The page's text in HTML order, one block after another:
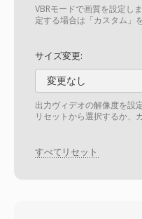
VBRモードで画質を設定し
定する場合は「カスタム」
サイズ変更:
変更なし
出力ヴィデオの解像度を設
リセットから選択するか、
すべてリセット